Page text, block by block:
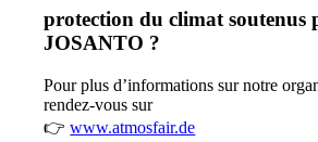
protection du climat soutenus
JOSANTO ?
Pour plus d’informations sur notre
rendez-vous sur
👉www.atmosfair.de